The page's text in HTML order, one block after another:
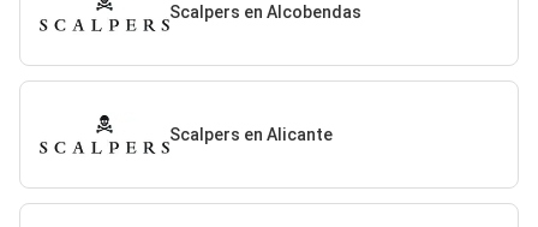
Scalpers en Alcobendas
Scalpers en Alicante